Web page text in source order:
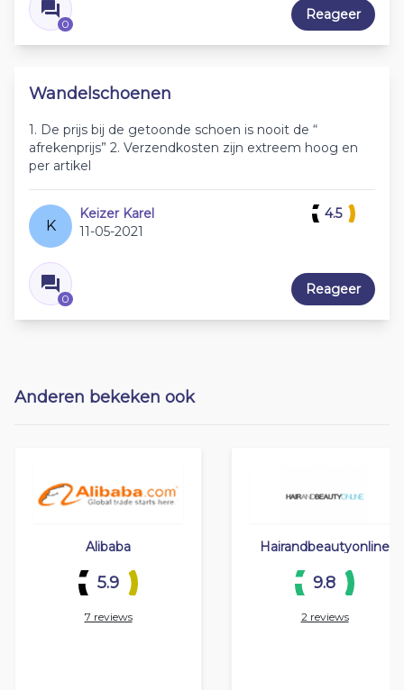
0
Reageer
Wandelschoenen
1. De prijs bij de getoonde schoen is nooit de “
afrekenprijs” 2. Verzendkosten zijn extreem hoog en
per artikel
K
Keizer Karel
11-05-2021
0
4.5
Reageer
Anderen bekeken ook
Alibaba
5.9
7 reviews
Hairandbeautyonline
9.8
2 reviews